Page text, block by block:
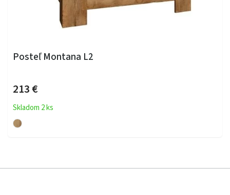
Posteľ Montana L2
213 €
Skladom 2 ks